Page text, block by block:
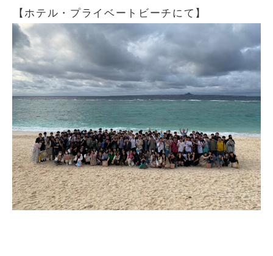
【ホテル・プライベートビーチにて】